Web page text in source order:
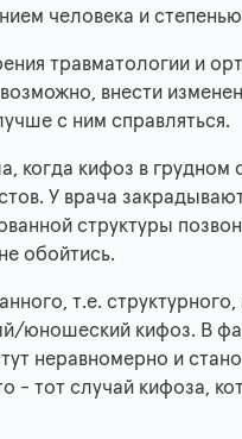
человека и
травматологии и
внести
с ним справляться.
когда кифоз в грудном
У врача
структуры
обойтись.
т.е.
юношеский кифоз. В
неравномерно и
- тот случай кифоза,